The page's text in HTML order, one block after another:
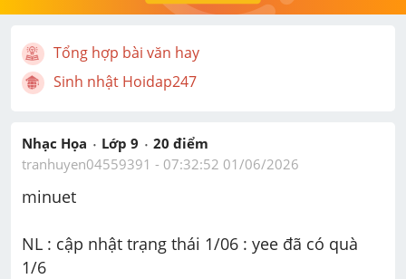
Tổng hợp bài văn hay
Sinh nhật Hoidap247
Nhạc Họa Lớp 9 20 điểm
tranhuyen04559391 - 07:32:52 01/06/2026
minuet
NL : cập nhật trạng thái 1/06 : yee đã có quà
1/6